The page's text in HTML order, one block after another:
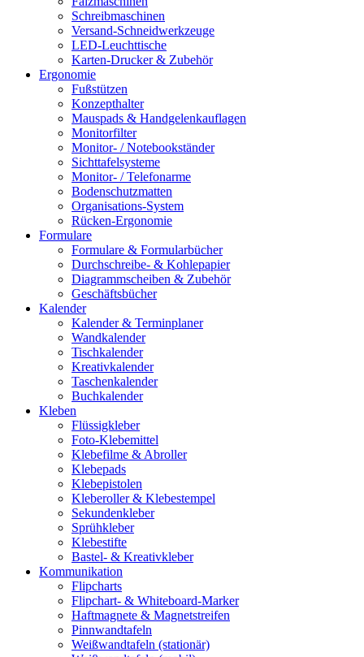
Schreibmaschinen
Versand-Schneidwerkzeuge
LED-Leuchttische
Karten-Drucker & Zubehör
Ergonomie
Fußstützen
Konzepthalter
Mauspads & Handgelenkauflagen
Monitorfilter
Monitor- / Notebookständer
Sichttafelsysteme
Monitor- / Telefonarme
Bodenschutzmatten
Organisations-System
Rücken-Ergonomie
Formulare
Formulare & Formularbücher
Durchschreibe- & Kohlepapier
Diagrammscheiben & Zubehör
Geschäftsbücher
Kalender
Kalender & Terminplaner
Wandkalender
Tischkalender
Kreativkalender
Taschenkalender
Buchkalender
Kleben
Flüssigkleber
Foto-Klebemittel
Klebefilme & Abroller
Klebepads
Klebepistolen
Kleberoller & Klebestempel
Sekundenkleber
Sprühkleber
Klebestifte
Bastel- & Kreativkleber
Kommunikation
Flipcharts
Flipchart- & Whiteboard-Marker
Haftmagnete & Magnetstreifen
Pinnwandtafeln
Weißwandtafeln (stationär)